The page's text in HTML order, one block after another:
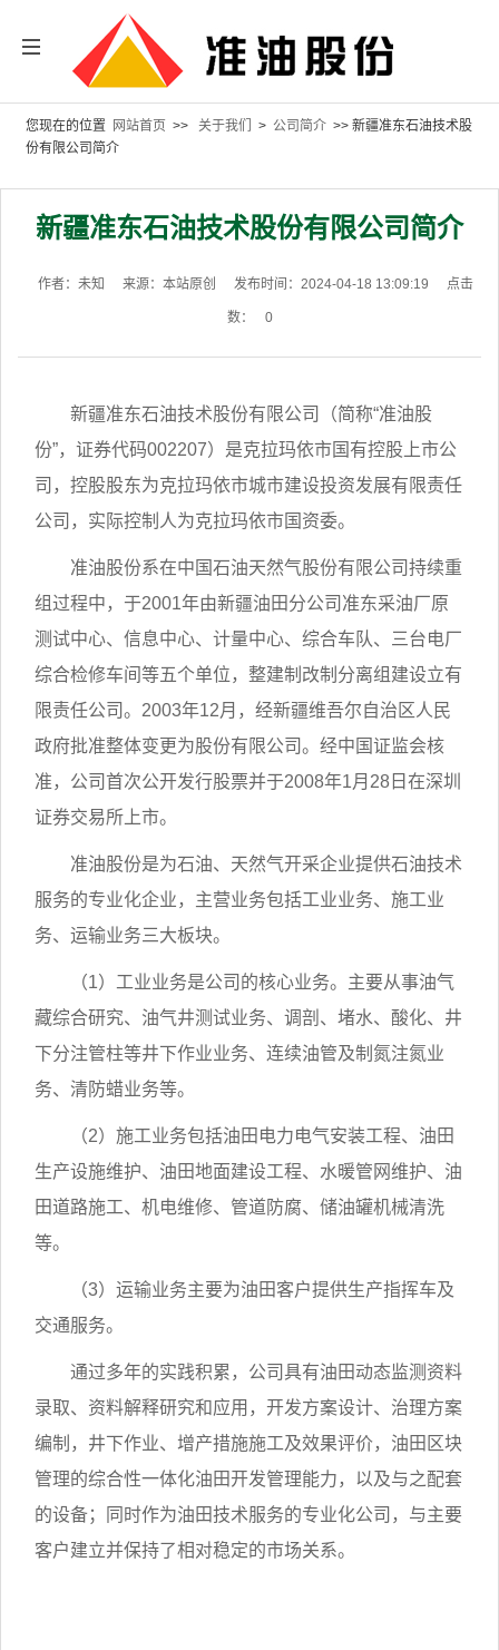
您现在的位置 网站首页 >> 关于我们 > 公司简介 >> 新疆准东石油技术股
份有限公司简介
新疆准东石油技术股份有限公司简介
作者：未知 来源：本站原创 发布时间：2024-04-18 13:09:19 点击
数： 0
新疆准东石油技术股份有限公司（简称“准油股
份”，证券代码002207）是克拉玛依市国有控股上市公
司，控股股东为克拉玛依市城市建设投资发展有限责任
公司，实际控制人为克拉玛依市国资委。
准油股份系在中国石油天然气股份有限公司持续重
组过程中，于2001年由新疆油田分公司准东采油厂原
测试中心、信息中心、计量中心、综合车队、三台电厂
综合检修车间等五个单位，整建制改制分离组建设立有
限责任公司。2003年12月，经新疆维吾尔自治区人民
政府批准整体变更为股份有限公司。经中国证监会核
准，公司首次公开发行股票并于2008年1月28日在深圳
证券交易所上市。
准油股份是为石油、天然气开采企业提供石油技术
服务的专业化企业，主营业务包括工业业务、施工业
务、运输业务三大板块。
（1）工业业务是公司的核心业务。主要从事油气
藏综合研究、油气井测试业务、调剖、堵水、酸化、井
下分注管柱等井下作业业务、连续油管及制氮注氮业
务、清防蜡业务等。
（2）施工业务包括油田电力电气安装工程、油田
生产设施维护、油田地面建设工程、水暖管网维护、油
田道路施工、机电维修、管道防腐、储油罐机械清洗
等。
（3）运输业务主要为油田客户提供生产指挥车及
交通服务。
通过多年的实践积累，公司具有油田动态监测资料
录取、资料解释研究和应用，开发方案设计、治理方案
编制，井下作业、增产措施施工及效果评价，油田区块
管理的综合性一体化油田开发管理能力，以及与之配套
的设备；同时作为油田技术服务的专业化公司，与主要
客户建立并保持了相对稳定的市场关系。